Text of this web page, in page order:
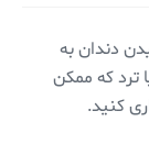
دندان به
ترد که ممکن
کنید.